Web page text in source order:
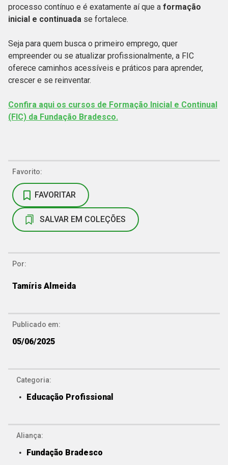
processo contínuo e é exatamente aí que a formação
inicial e continuada se fortalece.
Seja para quem busca o primeiro emprego, quer
empreender ou se atualizar profissionalmente, a FIC
oferece caminhos acessíveis e práticos para aprender,
crescer e se reinventar.
Confira aqui os cursos de Formação Inicial e Continual
(FIC) da Fundação Bradesco.
Favorito:
FAVORITAR
SALVAR EM COLEÇÕES
Por:
Tamíris Almeida
Publicado em:
05/06/2025
Categoria:
Educação Profissional
Aliança:
Fundação Bradesco